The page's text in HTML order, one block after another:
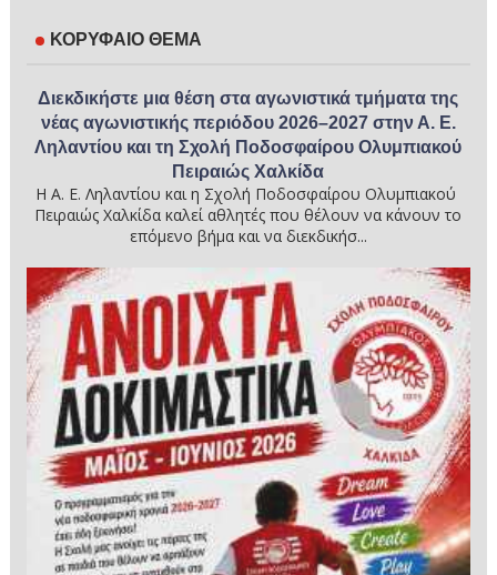
ΚΟΡΥΦΑΙΟ ΘΕΜΑ
Διεκδικήστε μια θέση στα αγωνιστικά τμήματα της
νέας αγωνιστικής περιόδου 2026–2027 στην Α. Ε.
Ληλαντίου και τη Σχολή Ποδοσφαίρου Ολυμπιακού
Πειραιώς Χαλκίδα
Η Α. Ε. Ληλαντίου και η Σχολή Ποδοσφαίρου Ολυμπιακού
Πειραιώς Χαλκίδα καλεί αθλητές που θέλουν να κάνουν το
επόμενο βήμα και να διεκδικήσ...